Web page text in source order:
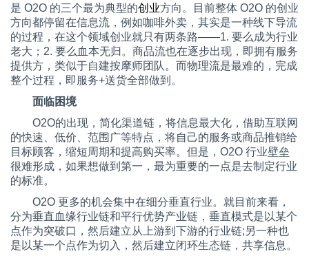
是 O2O 的三个最为典型的创业方向。目前整体 O2O 的创业
方向都停留在信息流，例如咖啡外卖，其实是一种线下导流
的过程，在这个领域创业就只有两条路——1. 要么成为行业
老大； 2. 要么血本无归。商品流也在逐步出现，即拥有服务
提供方，类似于自建按摩师团队。而物理流是最难的，完成
整个过程，即服务+送货全部做到。
面临困境
O2O的出现，简化渠道链，将信息最大化，借助互联网
的快速、低价、范围广等特点，将自己的服务或商品推销给
目标顾客，缩短周期和提高购买率。但是， O2O 行业壁垒
很难形成，如果想做到第一，最为重要的一点是去制定行业
的标准。
O2O 更多的机会集中在细分垂直行业。就目前来看，
分为垂直血缘行业链和平行优势产业链，垂直模式是以某个
点作为突破口，然后建立从上游到下游的行业链;另一种也
是以某一个点作为切入，然后建立闭环生态链，共享信息。